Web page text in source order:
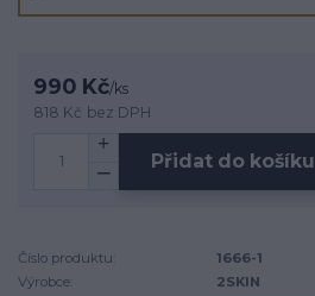
990 Kč/ks
818 Kč bez DPH
Přidat do košíku
Číslo produktu:
1666-1
Výrobce:
2SKIN